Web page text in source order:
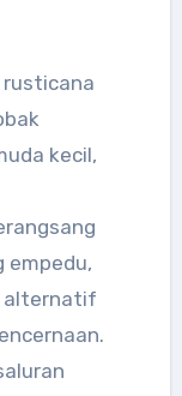
rusticana
kecil,
empedu,
alternatif